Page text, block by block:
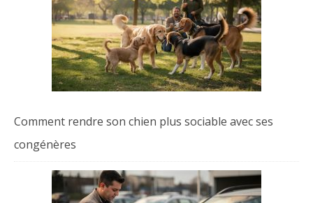
Comment rendre son chien plus sociable avec ses
congénères